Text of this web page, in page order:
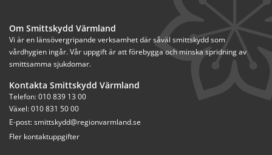
Om Smittskydd Värmland
Vi är en länsövergripande verksamhet där såväl smittskydd som
vårdhygien ingår. Vår uppgift är att förebygga och minska spridning av
smittsamma sjukdomar.
Kontakta Smittskydd Värmland
Telefon: 010 839 13 00
Växel: 010 831 50 00
E-post: smittskydd@regionvarmland.se
Fler kontaktuppgifter